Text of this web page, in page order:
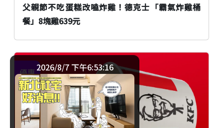
父親節不吃蛋糕改嗑炸雞！德克士「霸氣炸雞桶
餐」8塊雞639元
優惠
臺北
2026/8/7 下午6:53:17